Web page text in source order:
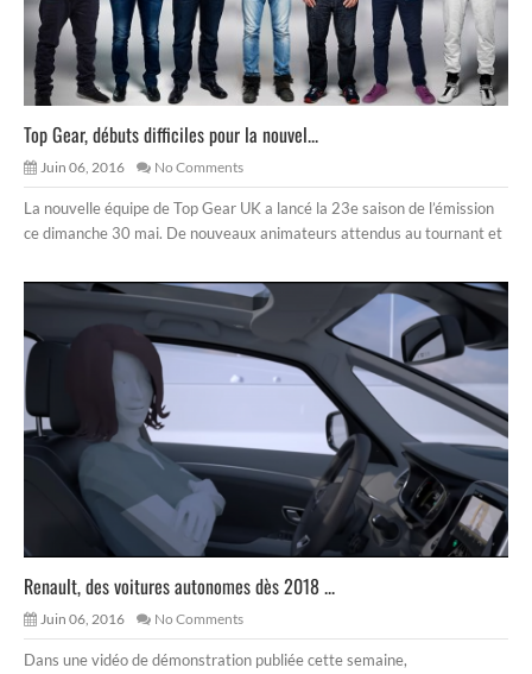
Top Gear, débuts difficiles pour la nouvel...
Juin 06, 2016 No Comments
La nouvelle équipe de Top Gear UK a lancé la 23e saison de l’émission
ce dimanche 30 mai. De nouveaux animateurs attendus au tournant et
Renault, des voitures autonomes dès 2018 ...
Juin 06, 2016 No Comments
Dans une vidéo de démonstration publiée cette semaine,